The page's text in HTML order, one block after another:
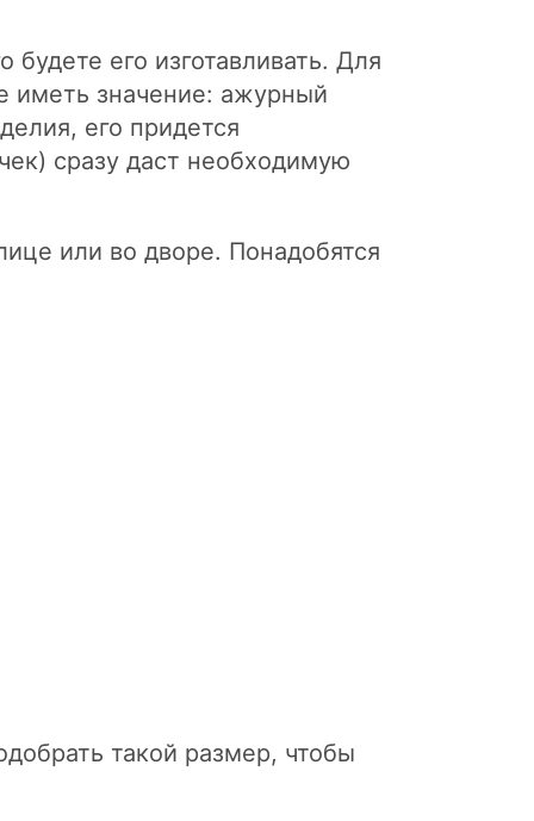
его изготавливать. Для
иметь значение: ажурный
его придется
сразу даст необходимую
или во дворе. Понадобятся
такой размер, чтобы